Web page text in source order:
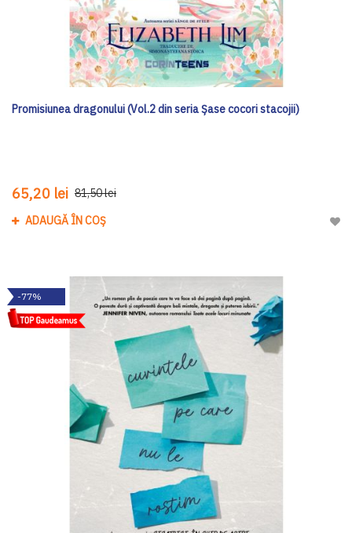
Promisiunea dragonului (Vol.2 din seria Șase cocori stacojii)
65,20 lei 81,50 lei
ADAUGĂ ÎN COȘ
-77%